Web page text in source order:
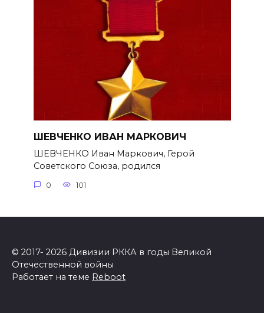
ШЕВЧЕНКО ИВАН МАРКОВИЧ
ШЕВЧЕНКО Иван Маркович, Герой
Советского Союза, родился
0 101
© 2017- 2026 Дивизии РККА в годы Великой
Отечественной войны
Работает на теме Reboot